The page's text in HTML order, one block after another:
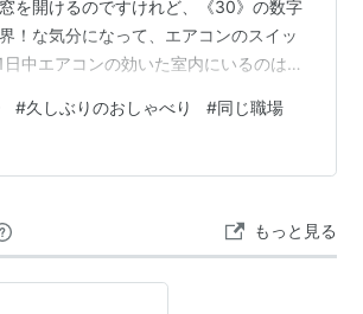
を開けるのですけれど、《30》の数字
！な気分になって、エアコンのスイッ
中エアコンの効いた室内にいるのはよ
です。 にほんブログ村 昨日は友人との
り合ってから40年弱になります。 私が
に、同じ年の秋頃でしたか中途採用で
互いひとり暮らしということもあっ
事に行ったりしていたの…
#久しぶりのおしゃべり #同じ職場
もっと見る